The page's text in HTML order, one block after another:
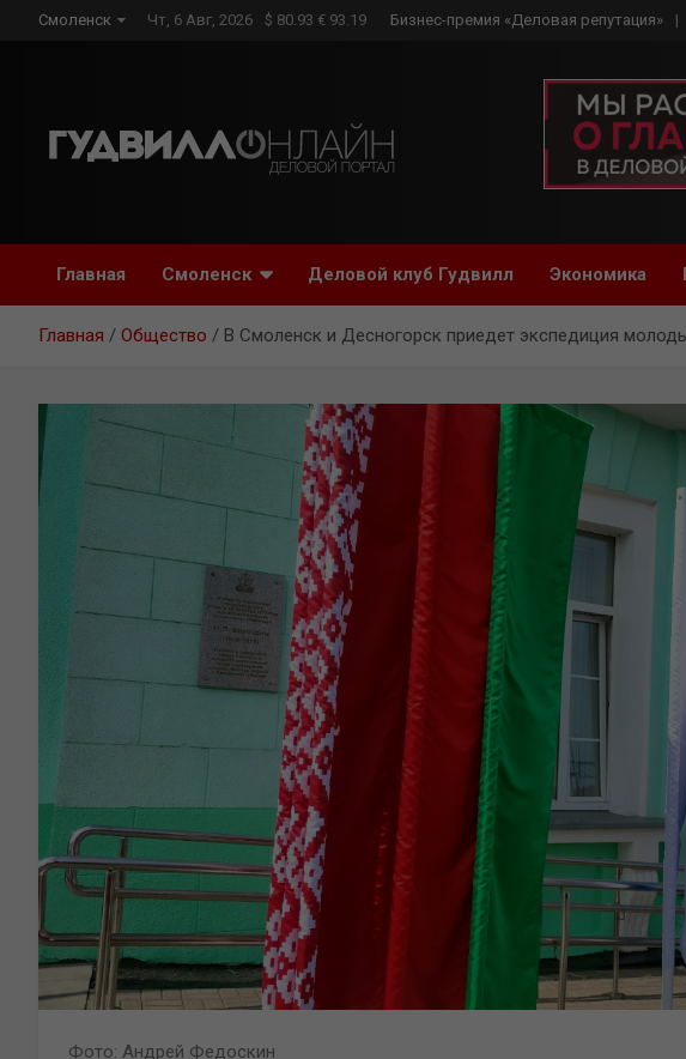
Смоленск Чт, 6 Авг, 2026 $ 80.93 € 93.19 Бизнес-премия «Деловая репутация»
Главная Смоленск Деловой клуб Гудвилл Экономика
Главная Общество В Смоленск и Десногорск приедет экспедиция
Фото: Андрей Федоскин